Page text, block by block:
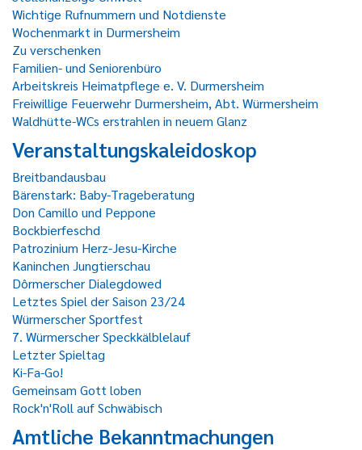
Wichtige Rufnummern und Notdienste
Wochenmarkt in Durmersheim
Zu verschenken
Familien- und Seniorenbüro
Arbeitskreis Heimatpflege e. V. Durmersheim
Freiwillige Feuerwehr Durmersheim, Abt. Würmersheim
Waldhütte-WCs erstrahlen in neuem Glanz
Veranstaltungskaleidoskop
Breitbandausbau
Bärenstark: Baby-Trageberatung
Don Camillo und Peppone
Bockbierfeschd
Patrozinium Herz-Jesu-Kirche
Kaninchen Jungtierschau
Dôrmerscher Dialegdowed
Letztes Spiel der Saison 23/24
Würmerscher Sportfest
7. Würmerscher Speckkälblelauf
Letzter Spieltag
Ki-Fa-Go!
Gemeinsam Gott loben
Rock'n'Roll auf Schwäbisch
Amtliche Bekanntmachungen